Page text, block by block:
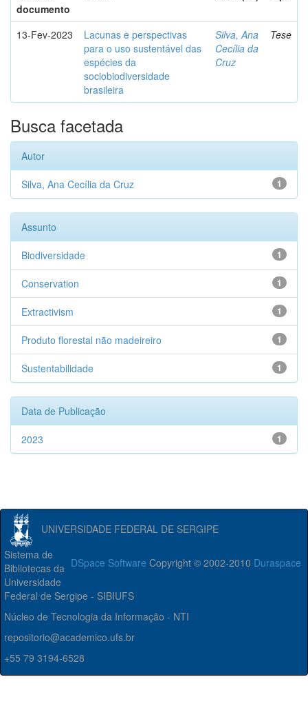
documento
13-Fev-2023
Lacunas e perspectivas
para o uso sustentável das
espécies da
sociobiodiversidade
brasileira
Silva, Ana
Cecília da
Cruz
Tese
Busca facetada
Autor
1
Silva, Ana Cecília da Cruz
Assunto
1
Biodiversidade
1
Conservation
1
Extractivism
1
Produto florestal não madeireiro
1
Sustentabilidade
Data de Publicação
1
2023
UNIVERSIDADE FEDERAL DE SERGIPE
DSpace Software Copyright © 2002-2010 Duraspace
Sistema de
Bibliotecas da
Universidade
Federal de Sergipe - SIBIUFS
Núcleo de Tecnologia da Informação - NTI
repositorio@academico.ufs.br
+55 79 3194-6528